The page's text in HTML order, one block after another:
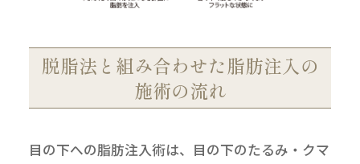
脱脂法と組み合わせた脂肪注入の
施術の流れ
目の下への脂肪注入術は、目の下のたるみ・クマ